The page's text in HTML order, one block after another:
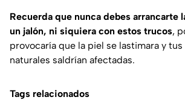
Recuerda que nunca debes arrancarte
un jalón, ni siquiera con estos trucos,
provocaría que la piel se lastimara y tus
naturales saldrían afectadas.
Tags relacionados